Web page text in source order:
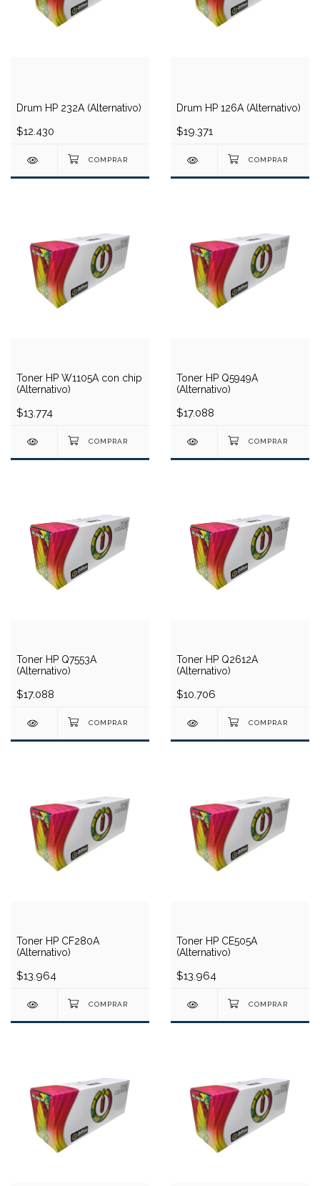
Drum HP 232A (Alternativo)
$12.430
Drum HP 126A (Alternativo)
$19.371
Toner HP W1105A con chip
(Alternativo)
$13.774
Toner HP Q5949A
(Alternativo)
$17.088
Toner HP Q7553A
(Alternativo)
$17.088
Toner HP Q2612A
(Alternativo)
$10.706
Toner HP CF280A
(Alternativo)
$13.964
Toner HP CE505A
(Alternativo)
$13.964